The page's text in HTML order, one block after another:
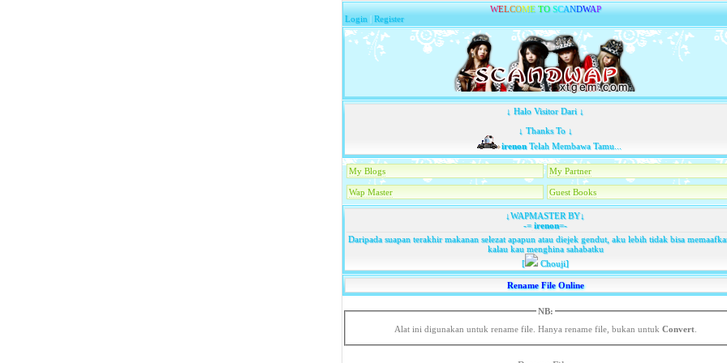
WELCOME TO SCANDWAP
Login |Register
↓ Halo Visitor Dari ↓
↓ Thanks To ↓
irenonTelah Membawa Tamu...
My Blogs My Partner
Wap Master Guest Books
↓WAPMASTER BY↓
-=irenon=-
Daripada suapan terakhir makanan selezat apapun atau diejek gendut, aku lebih tidak bisa
kalau kau menghina sahabatku
[
Chouji]
Rename File Online
NB:
Alat ini digunakan untuk rename file. Hanya rename file, bukan untuk Convert.